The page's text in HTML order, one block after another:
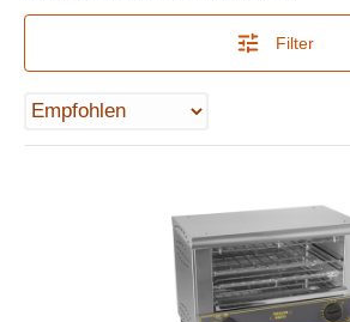
Filter